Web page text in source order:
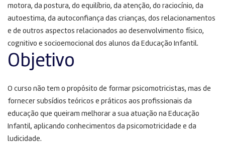
motora, da postura, do equilíbrio, da atenção, do raciocínio, da
autoestima, da autoconfiança das crianças, dos relacionamentos
e de outros aspectos relacionados ao desenvolvimento físico,
cognitivo e socioemocional dos alunos da Educação Infantil.
Objetivo
O curso não tem o propósito de formar psicomotricistas, mas de
fornecer subsídios teóricos e práticos aos profissionais da
educação que queiram melhorar a sua atuação na Educação
Infantil, aplicando conhecimentos da psicomotricidade e da
ludicidade.